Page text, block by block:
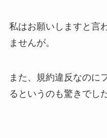
私はお願いしますと言
ませんが。
また、規約違反なのに
るというのも驚きでした